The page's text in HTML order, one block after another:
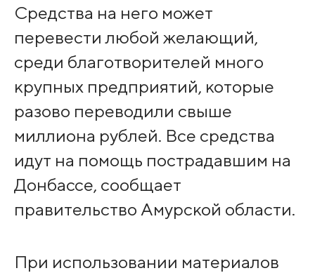
Средства на него может
перевести любой желающий,
среди благотворителей много
крупных предприятий, которые
разово переводили свыше
миллиона рублей. Все средства
идут на помощь пострадавшим на
Донбассе, сообщает
правительство Амурской области.
При использовании материалов